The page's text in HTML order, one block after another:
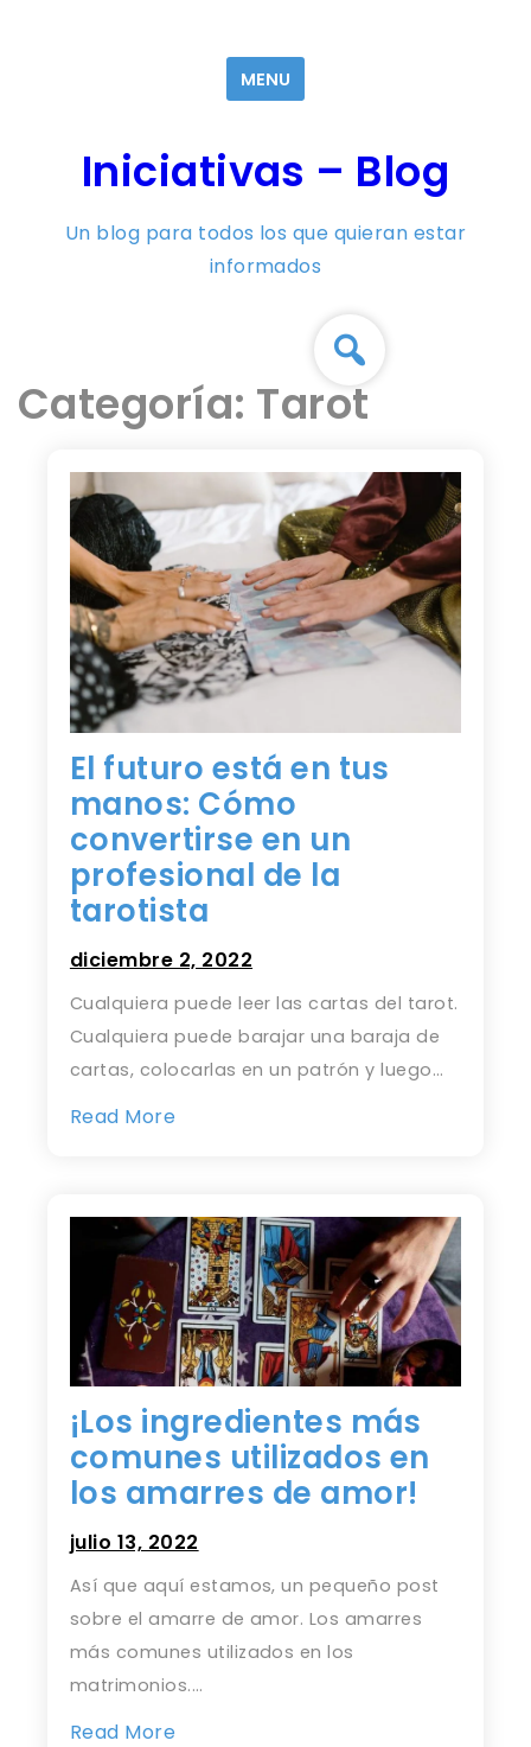
MENU
Iniciativas – Blog
Un blog para todos los que quieran estar
informados
Categoría: Tarot
El futuro está en tus
manos: Cómo
convertirse en un
profesional de la
tarotista
diciembre 2, 2022
Cualquiera puede leer las cartas del tarot.
Cualquiera puede barajar una baraja de
cartas, colocarlas en un patrón y luego…
Read More
¡Los ingredientes más
comunes utilizados en
los amarres de amor!
julio 13, 2022
Así que aquí estamos, un pequeño post
sobre el amarre de amor. Los amarres
más comunes utilizados en los
matrimonios.…
Read More